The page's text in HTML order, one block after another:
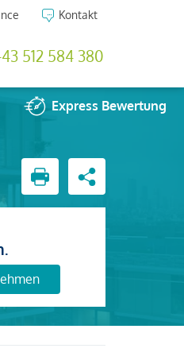
Kontakt
512 584 380
Express Bewertung